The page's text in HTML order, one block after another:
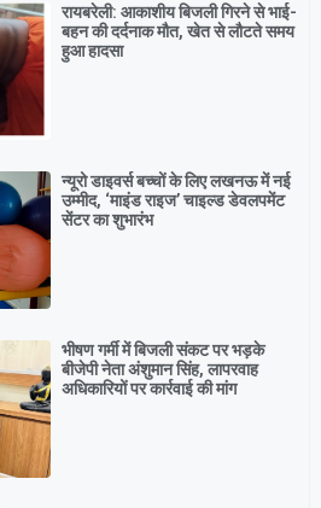
रायबरेली: आकाशीय बिजली गिरने से भाई-
बहन की दर्दनाक मौत, खेत से लौटते समय
हुआ हादसा
न्यूरो डाइवर्स बच्चों के लिए लखनऊ में नई
उम्मीद, ‘माइंड राइज’ चाइल्ड डेवलपमेंट
सेंटर का शुभारंभ
भीषण गर्मी में बिजली संकट पर भड़के
बीजेपी नेता अंशुमान सिंह, लापरवाह
अधिकारियों पर कार्रवाई की मांग